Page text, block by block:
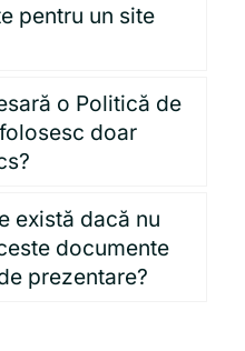
pentru un site
o Politică de
doar
există dacă nu
documente
prezentare?